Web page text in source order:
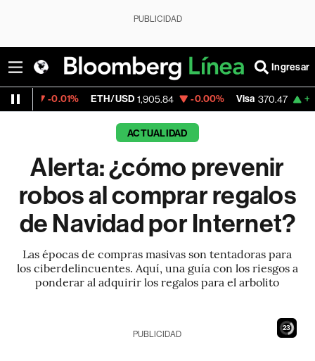
PUBLICIDAD
Ingresar
ETH/USD 1,905.84 -0.00% Visa 370.47 +0.52%
ACTUALIDAD
Alerta: ¿cómo prevenir
robos al comprar regalos
de Navidad por Internet?
Las épocas de compras masivas son tentadoras para
los ciberdelincuentes. Aquí, una guía con los riesgos a
ponderar al adquirir los regalos para el arbolito
22
PUBLICIDAD